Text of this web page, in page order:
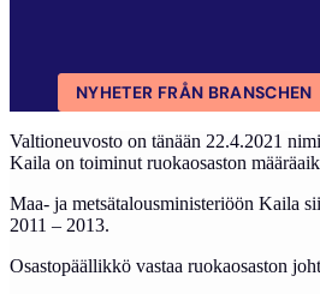
NYHETER FRÅN BRANSCHEN
Valtioneuvosto on tänään 22.4.2021
Kaila on toiminut ruokaosaston
Maa- ja metsätalousministeriöön Kaila
2011 – 2013.
Osastopäällikkö vastaa ruokaosaston